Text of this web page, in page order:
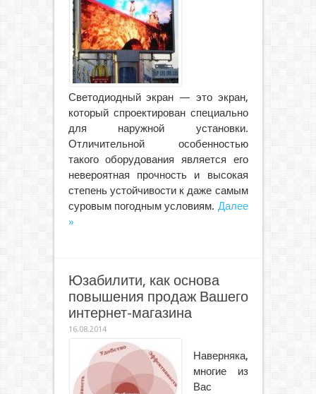
Светодиодный экран — это экран,
который спроектирован специально
для наружной установки.
Отличительной особенностью
такого оборудования является его
невероятная прочность и высокая
степень устойчивости к даже самым
суровым погодным условиям. Далее
»
Юзабилити, как основа
повышения продаж Вашего
интернет-магазина
16.08.2014
Наверняка,
многие из
Вас